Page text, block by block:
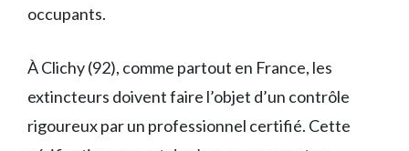
occupants.
À Clichy (92), comme partout en France, les
extincteurs doivent faire l’objet d’un contrôle
rigoureux par un professionnel certifié. Cette